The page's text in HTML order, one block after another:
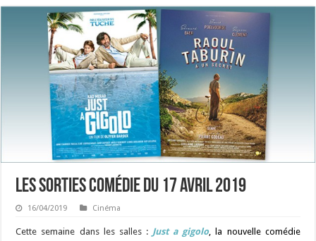
Les sorties Comédie du 17 avril 2019
16/04/2019 Cinéma
Cette semaine dans les salles : Just a gigolo, la nouvelle comédie